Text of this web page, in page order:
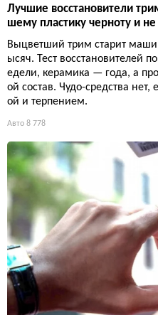
Лучшие восстановители
шему пластику черноту и
Выцветший трим старит
ысяч. Тест восстановителей
едели, керамика — года, а
ой состав. Чудо-средства
ой и терпением.
Авто 8 778